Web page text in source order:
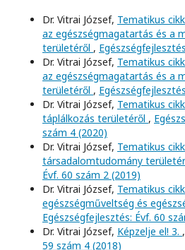
Dr. Vitrai József, Tematikus
az egészségmagatartás és a
területéről ,
Dr. Vitrai József, Tematikus
az egészségmagatartás és a
területéről ,
Dr. Vitrai József, Tematikus
táplálkozás területéről ,
szám 4 (2020)
Dr. Vitrai József, Tematikus
társadalomtudomány
Évf. 60 szám 2 (2019)
Dr. Vitrai József, Tematikus
egészségműveltség és
Egészségfejlesztés: Évf. 60
Dr. Vitrai József, Képzelje el! 3. ,
59 szám 4 (2018)